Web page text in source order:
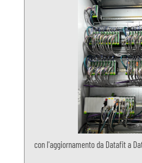
con l'aggiornamento da Datafit a